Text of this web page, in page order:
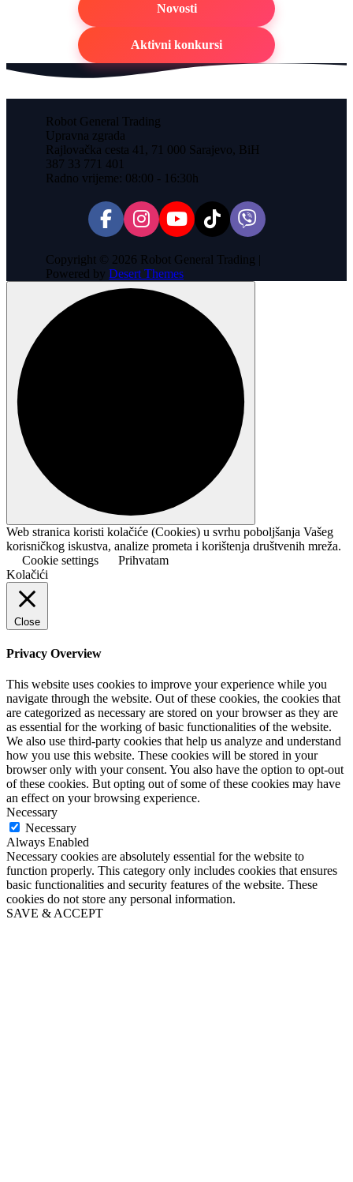
Novosti
Aktivni konkursi
Robot General Trading
Upravna zgrada
Rajlovačka cesta 41, 71 000 Sarajevo, BiH
387 33 771 401
Radno vrijeme: 08:00 - 16:30h
Copyright © 2026 Robot General Trading |
Powered by Desert Themes
Web stranica koristi kolačiće (Cookies) u svrhu poboljšanja Vašeg
korisničkog iskustva, analize prometa i korištenja društvenih mreža.
Cookie settings
Prihvatam
Kolačići
Close
Privacy Overview
This website uses cookies to improve your experience while you
navigate through the website. Out of these cookies, the cookies that
are categorized as necessary are stored on your browser as they are
as essential for the working of basic functionalities of the website.
We also use third-party cookies that help us analyze and understand
how you use this website. These cookies will be stored in your
browser only with your consent. You also have the option to opt-out
of these cookies. But opting out of some of these cookies may have
an effect on your browsing experience.
Necessary
Necessary
Always Enabled
Necessary cookies are absolutely essential for the website to
function properly. This category only includes cookies that ensures
basic functionalities and security features of the website. These
cookies do not store any personal information.
SAVE & ACCEPT